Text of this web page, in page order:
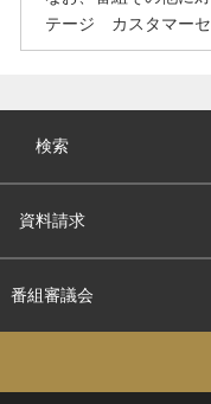
テージ カスタマーセ
検索
資料請求
番組審議会